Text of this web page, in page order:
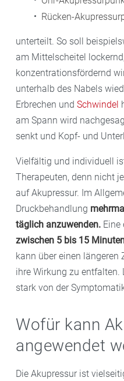
Rücken-
unterteilt. So soll
am Mittelscheitel
konzentrationsfördernd
unterhalb des Nabels
Erbrechen und Schwindel
am Spann wird
senkt und Kopf- und
Vielfältig und individuell
Therapeuten, denn nicht
auf Akupressur. Im
Druckbehandlung
täglich anzuwenden.
zwischen 5 bis 15
kann über einen
ihre Wirkung zu entfalten.
stark von der
Wofür kann
angewendet
Die Akupressur ist